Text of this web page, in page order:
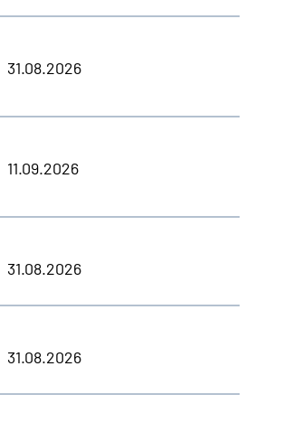
31.08.2026
11.09.2026
31.08.2026
31.08.2026